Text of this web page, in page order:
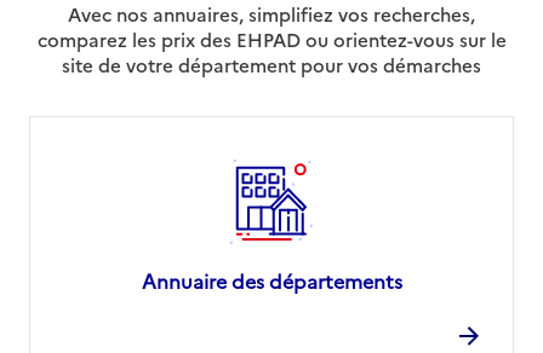
Avec nos annuaires, simplifiez vos recherches,
comparez les prix des EHPAD ou orientez-vous sur le
site de votre département pour vos démarches
Annuaire des départements